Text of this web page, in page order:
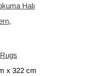
Halı
,
x 322 cm